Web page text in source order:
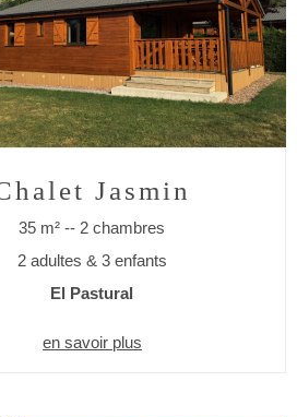
Jasmin
35 m² -- 2 chambres
2 adultes & 3 enfants
El Pastural
en savoir plus